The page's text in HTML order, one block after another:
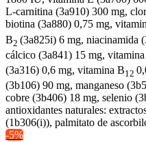
L-carnitina (3a910) 300 mg,
biotina (3a880) 0,75 mg,
B2 (3a825i) 6 mg, niacinamida
cálcico (3a841) 15 mg,
(3a316) 0,6 mg, vitamina B12
(3b106) 90 mg, manganeso
cobre (3b406) 18 mg, selenio
antioxidantes naturales:
(1b306(i)), palmitato de
-5%